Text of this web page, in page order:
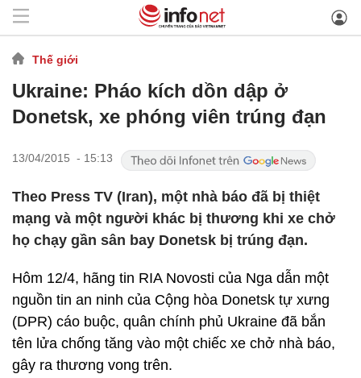
Thế giới
Ukraine: Pháo kích dồn dập ở
Donetsk, xe phóng viên trúng đạn
13/04/2015 - 15:13
Theo Press TV (Iran), một nhà báo đã bị thiệt
mạng và một người khác bị thương khi xe chở
họ chạy gần sân bay Donetsk bị trúng đạn.
Hôm 12/4, hãng tin RIA Novosti của Nga dẫn một
nguồn tin an ninh của Cộng hòa Donetsk tự xưng
(DPR) cáo buộc, quân chính phủ Ukraine đã bắn
tên lửa chống tăng vào một chiếc xe chở nhà báo,
gây ra thương vong trên.